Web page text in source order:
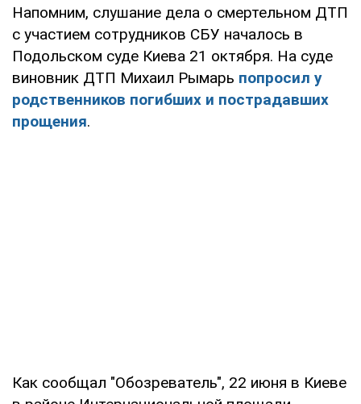
Напомним, слушание дела о смертельном ДТП
с участием сотрудников СБУ началось в
Подольском суде Киева 21 октября. На суде
виновник ДТП Михаил Рымарь попросил у
родственников погибших и пострадавших
прощения.
Как сообщал "Обозреватель", 22 июня в Киеве